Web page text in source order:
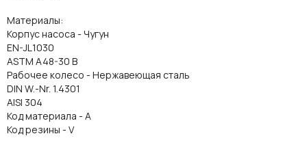
Материалы:
Корпус насоса - Чугун
EN-JL1030
ASTM A48-30 B
Рабочее колесо - Нержавеющая сталь
DIN W.-Nr. 1.4301
AISI 304
Код материала - A
Код резины - V